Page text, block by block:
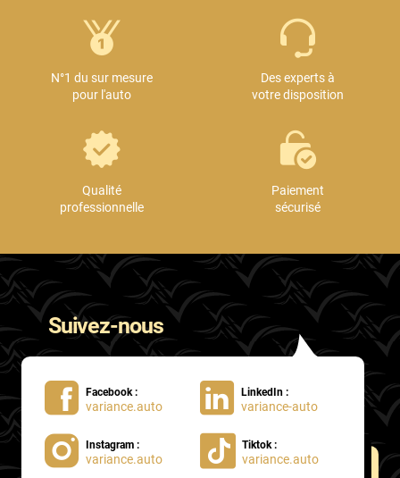
N°1 du sur mesure
pour l'auto
Des experts à
votre disposition
Qualité
professionnelle
Paiement
sécurisé
Suivez-nous
Facebook :
variance.auto
LinkedIn :
variance-auto
Instagram :
variance.auto
Tiktok :
variance.auto